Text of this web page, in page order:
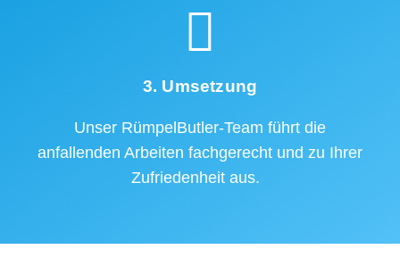
3. Umsetzung
Unser RümpelButler-Team führt die
anfallenden Arbeiten fachgerecht und zu Ihrer
Zufriedenheit aus.